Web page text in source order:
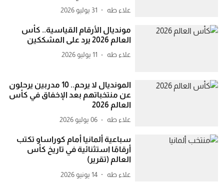
علاء طه 31 يوليو 2026
مونديال الأرقام القياسية.. كأس
العالم 2026 يرد على المشككين
علاء طه 11 يوليو 2026
المونديال لا يرحم.. 10 مدربين يرحلون
عن منتخباتهم بعد الإخفاق في كأس
العالم 2026
علاء طه 06 يوليو 2026
سباعية ألمانيا أمام كوراساو تكتب
أرقامًا استثنائية في تاريخ كأس
العالم (تقرير)
علاء طه 14 يونيو 2026